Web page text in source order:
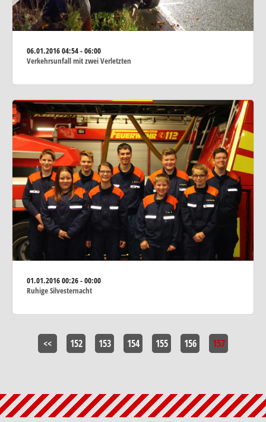
06.01.201604:54 - 06:00
Verkehrsunfall mit zwei Verletzten
01.01.201600:26 - 00:00
Ruhige Silvesternacht
<< 152 153 154 155 156 157